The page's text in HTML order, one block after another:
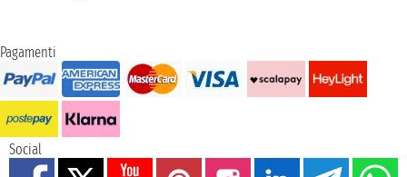
Pagamenti
Social